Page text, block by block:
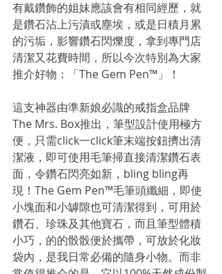
有戴鑽飾的姐妹應該會有相同經歷，就
是鑽石沾上污漬或塵埃，或是日積月累
的污垢，影響鑽石閃爍度，拿到專門店
清潔又花費時間，所以今次特別為大家
推介好物：「The Gem Pen™」！
這支神器由準新娘必識的戒指盒品牌
The Mrs. Box推出，筆型設計使用極方
便，只需click一click筆末端按鈕擠出清
潔液，即可使用毛筆掃直接清潔鑽石表
面，令鑽石閃亮如新，bling bling再
現！The Gem Pen™毛筆頭纖細，即使
小塊面和小罅隙也可清潔得到，可用於
鑽石、珍珠及其他寶石，而且筆型體積
小巧，的的骰骰便於攜帶，可放於化妝
袋內，是我日常必備的隨身小物。而非